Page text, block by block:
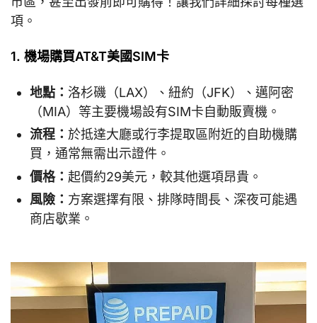
項。
1. 機場購買AT&T美國SIM卡
地點： 洛杉磯（LAX）、紐約（JFK）、邁阿密
（MIA）等主要機場設有SIM卡自動販賣機。
流程： 於抵達大廳或行李提取區附近的自助機購
買，通常無需出示證件。
價格： 起價約29美元，較其他選項昂貴。
風險： 方案選擇有限、排隊時間長、深夜可能遇
商店歇業。